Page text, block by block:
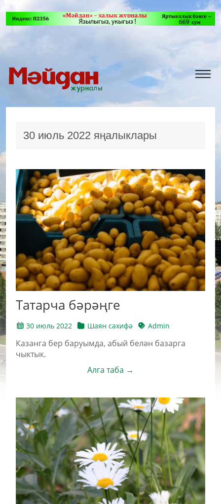
30 июль 2022 яңалыклары
Татарча бәрәңге
30 июль 2022 Шаян сәхифә Admin
Казанга бер баруымда, абый белән базарга
чыктык.
Алга таба →